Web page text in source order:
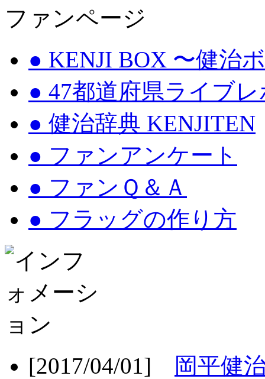
ファンページ
● KENJI BOX 〜健治
● 47都道府県ライブ
● 健治辞典 KENJITEN
● ファンアンケート
● ファンＱ＆Ａ
● フラッグの作り方
[2017/04/01]
岡平健